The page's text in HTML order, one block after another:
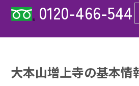
0120-466-544
大本山増上寺の基本情